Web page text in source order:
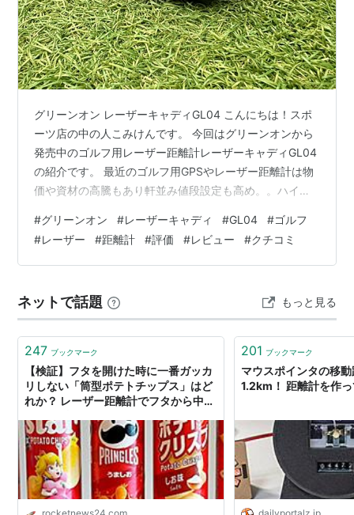
グリーンオン レーザーキャディGL04 こんにちは！スポ
ーツ店の中の人こみけんです。 今回はグリーンオンから
発売中のゴルフ用レーザー距離計レーザーキャディGL04
の紹介です。 最近のゴルフ用GPSやレーザー距離計は物
価や資材の高騰もあり軒並み値段設定も高め。。ハイエ
そんな中、今回発売のレーザーキャディ GL04は税込
29,900円程度とかなりコスパ高め！安いだけのレーザー
なら種類はかなり有りますがこちらのレーザーキャディ
LEDを採用しかなり使いやすく、見易い設計になってい
ます。さらに国内…
#グリーンオン #レーザーキャディ #GL04 #ゴルフ
#レーザー #距離計 #評価 #レビュー #クチコミ
ネットで話題 もっと見る
247 ブックマーク
【検証】フタを開けた時に一番ガッカ
リしない「筒型ポテトチップス」はど
れか？ レーザー距離計でフタから中身
201 ブックマーク
マウスポインタの移
1.2km！ 距離計を作